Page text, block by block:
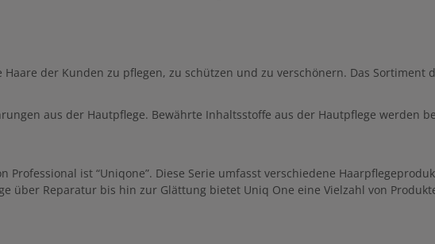
der Kunden zu pflegen, zu schützen und zu verschönern. Das
aus der Hautpflege. Bewährte Inhaltsstoffe aus der Hautpflege werden
Professional ist “Uniqone”. Diese Serie umfasst verschiedene
über Reparatur bis hin zur Glättung bietet Uniq One eine Vielzahl von